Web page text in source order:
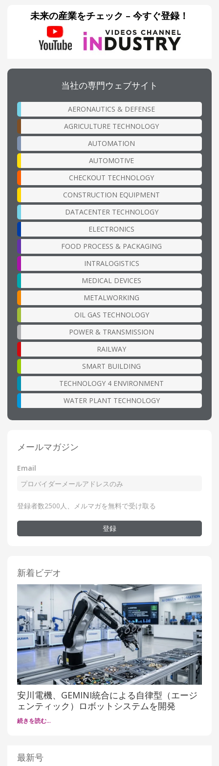
未来の産業をチェック – 今すぐ登録！
当社の専門ウェブサイト
AERONAUTICS & DEFENSE
AGRICULTURE TECHNOLOGY
AUTOMATION
AUTOMOTIVE
CHECKOUT TECHNOLOGY
CONSTRUCTION EQUIPMENT
DATACENTER TECHNOLOGY
ELECTRONICS
FOOD PROCESS & PACKAGING
INTRALOGISTICS
MEDICAL DEVICES
METALWORKING
OIL GAS TECHNOLOGY
POWER & TRANSMISSION
RAILWAY
SMART BUILDING
TECHNOLOGY 4 ENVIRONMENT
WATER PLANT TECHNOLOGY
メールマガジン
Email
登録者数2500人、メルマガを無料で受け取る
登録
新着ビデオ
安川電機、GEMINI統合による自律型（エージ
ェンティック）ロボットシステムを開発
続きを読む…
最新号